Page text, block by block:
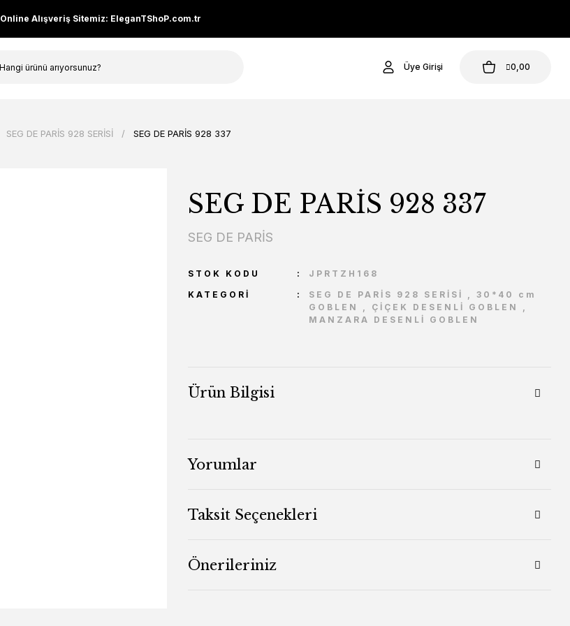
Online Alışveriş Sitemiz: EleganTShoP.com.tr
Üye Girişi 0,00
SEG DE PARİS 928 SERİSİ SEG DE PARİS 928 337
SEG DE PARİS 928 337
SEG DE PARİS
STOK KODU
JPRTZH168
KATEGORI
SEG DE PARİS 928 SERİSİ , 30*40 cm
GOBLEN
, ÇİÇEK DESENLİ GOBLEN
,
MANZARA DESENLİ GOBLEN
Ürün Bilgisi
Yorumlar
Taksit Seçenekleri
Önerileriniz